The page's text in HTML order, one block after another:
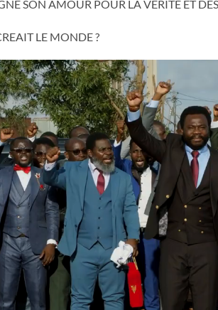
SON AMOUR POUR LA VERITÉ ET
LE MONDE ?